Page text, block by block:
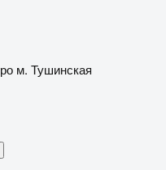
м. Тушинская